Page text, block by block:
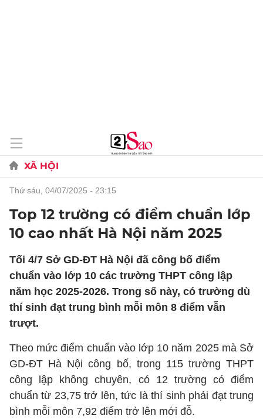
XÃ HỘI
thứ sáu, 04/07/2025 - 23:15
Top 12 trường có điểm chuẩn lớp
10 cao nhất Hà Nội năm 2025
Tối 4/7 Sở GD-ĐT Hà Nội đã công bố điểm
chuẩn vào lớp 10 các trường THPT công lập
năm học 2025-2026. Trong số này, có trường dù
thí sinh đạt trung bình mỗi môn 8 điểm vẫn
trượt.
Theo mức điểm chuẩn vào lớp 10 năm 2025 mà Sở
GD-ĐT Hà Nội công bố, trong 115 trường THPT
công lập không chuyên, có 12 trường có điểm
chuẩn từ 23,75 trở lên, tức là thí sinh phải đạt trung
bình mỗi môn 7,92 điểm trở lên mới đỗ.